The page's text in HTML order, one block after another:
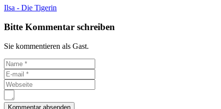
Ilsa - Die Tigerin
Bitte Kommentar schreiben
Sie kommentieren als Gast.